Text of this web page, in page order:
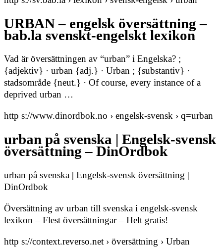
URBAN – engelsk översättning –
bab.la svenskt-engelskt lexikon
Vad är översättningen av “urban” i Engelska? ;
{adjektiv} · urban {adj.} · Urban ; {substantiv} ·
stadsområde {neut.} · Of course, every instance of a
deprived urban …
http s://www.dinordbok.no › engelsk-svensk › q=urban
urban på svenska | Engelsk-svensk
översättning – DinOrdbok
urban på svenska | Engelsk-svensk översättning |
DinOrdbok
Översättning av urban till svenska i engelsk-svensk
lexikon – Flest översättningar – Helt gratis!
http s://context.reverso.net › översättning › Urban